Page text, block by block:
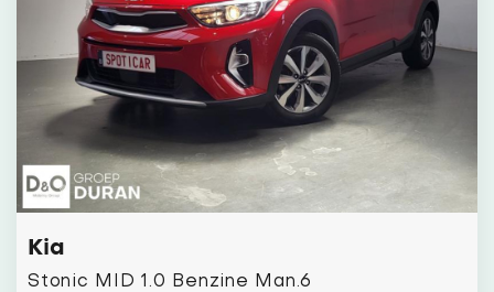
Kia
Stonic MID 1.0 Benzine Man.6